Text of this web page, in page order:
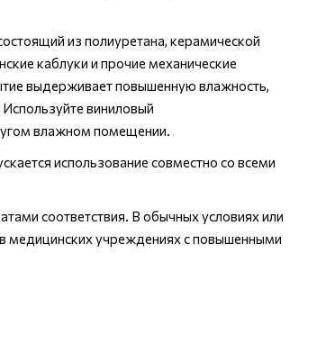
из полиуретана, керамической
каблуки и прочие механические
выдерживает повышенную влажность,
виниловый
влажном помещении.
использование совместно со всеми
соответствия. В обычных условиях или
медицинских учреждениях с повышенными